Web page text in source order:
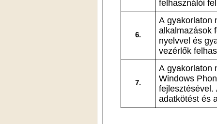
felhasználói
6.
A gyakorlaton megismerkedünk az összetett Windows Phone
alkalmazások
nyelvvel és
7.
A gyakorlaton megismerkedünk az adatvezérelt Universal
Windows Phone
fejlesztésével.